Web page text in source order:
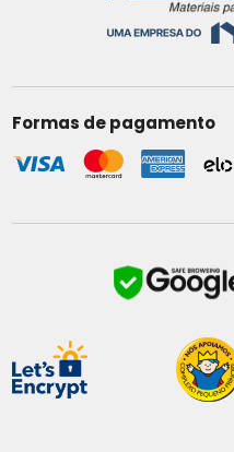
Formas de pagamento